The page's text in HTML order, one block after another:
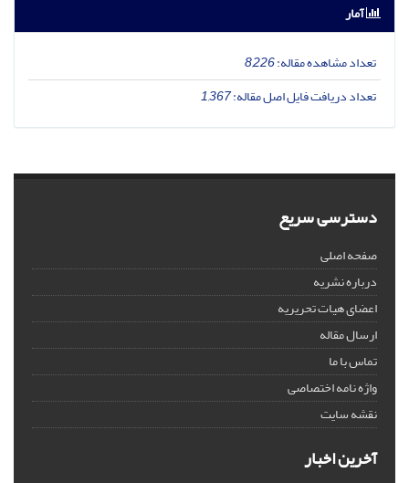
آمار
تعداد مشاهده مقاله:8,226
تعداد دریافت فایل اصل مقاله:1,367
دسترسی سریع
صفحه اصلی
درباره نشریه
اعضای هیات تحریریه
ارسال مقاله
تماس با ما
واژه نامه اختصاصی
نقشه سایت
آخرین اخبار